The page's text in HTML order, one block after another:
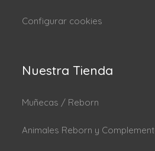
Configurar cookies
Nuestra Tienda
Muñecas / Reborn
Animales Reborn y